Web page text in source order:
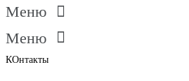
Меню
Меню
КОнтакты